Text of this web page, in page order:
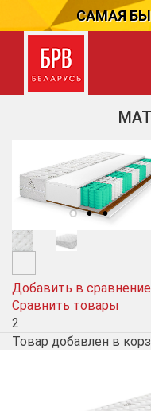
САМАЯ
Добавить в сравнение
Сравнить товары
2
Товар добавлен в